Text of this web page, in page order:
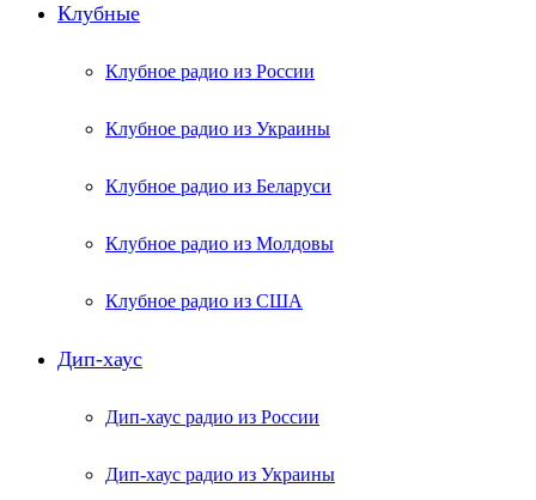
Клубные
Клубное радио из России
Клубное радио из Украины
Клубное радио из Беларуси
Клубное радио из Молдовы
Клубное радио из США
Дип-хаус
Дип-хаус радио из России
Дип-хаус радио из Украины